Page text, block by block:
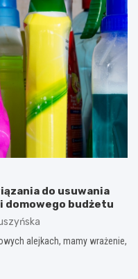
do usuwania
domowego budżetu
alejkach, mamy wrażenie,